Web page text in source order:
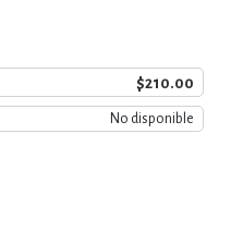
$210.00
No disponible